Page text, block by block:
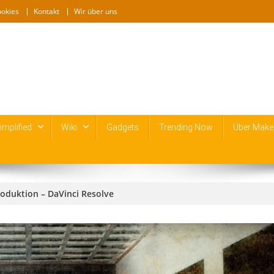
Kontakt Wir über uns
Wiki Gadgets Trending Now Über
– DaVinci Resolve